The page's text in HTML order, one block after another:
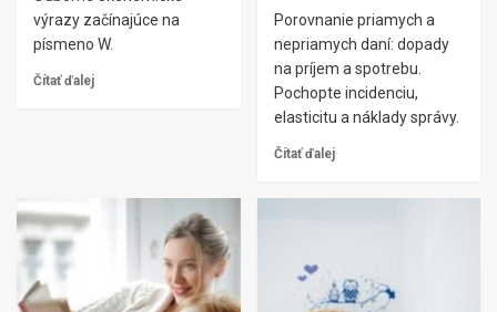
výrazy začínajúce na
písmeno W.
Čítať ďalej
Porovnanie priamych a
nepriamych daní: dopady
na príjem a spotrebu.
Pochopte incidenciu,
elasticitu a náklady správy.
Čítať ďalej